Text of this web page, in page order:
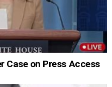
Case on Press Access